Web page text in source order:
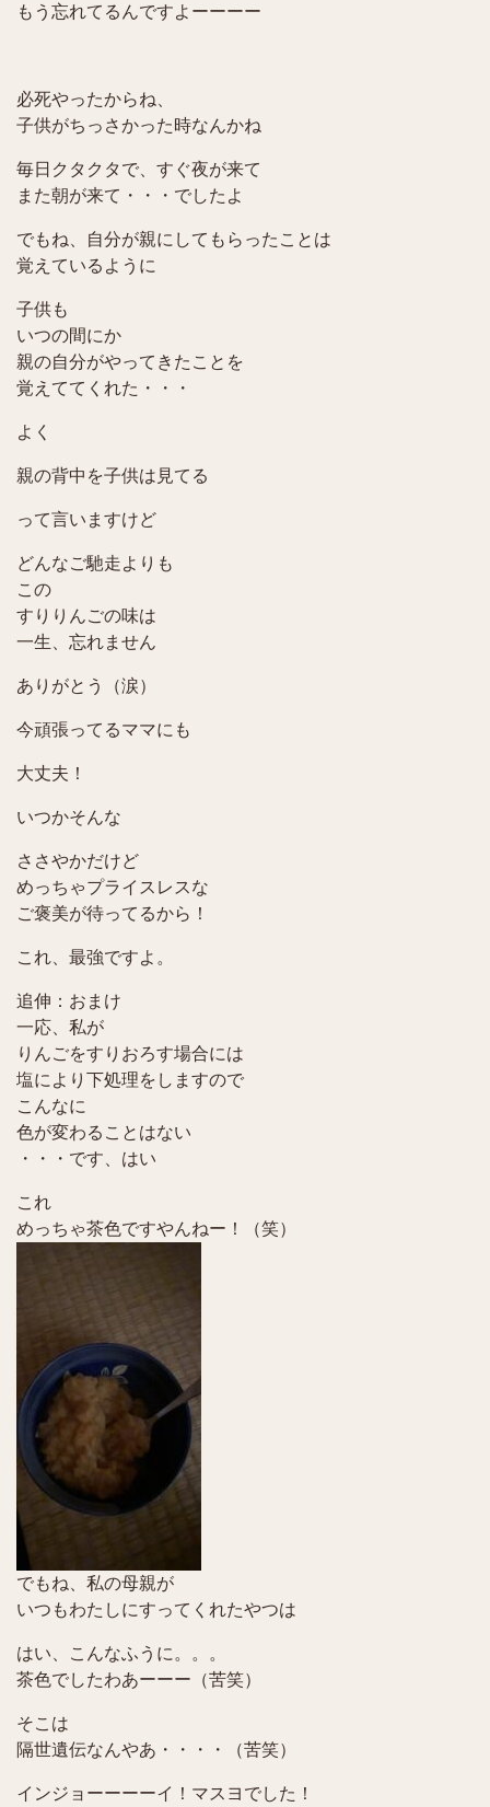
もう忘れてるんですよーーーー
必死やったからね、
子供がちっさかった時なんかね
毎日クタクタで、すぐ夜が来て
また朝が来て・・・でしたよ
でもね、自分が親にしてもらったことは
覚えているように
子供も
いつの間にか
親の自分がやってきたことを
覚えててくれた・・・
よく
親の背中を子供は見てる
って言いますけど
どんなご馳走よりも
この
すりりんごの味は
一生、忘れません
ありがとう（涙）
今頑張ってるママにも
大丈夫！
いつかそんな
ささやかだけど
めっちゃプライスレスな
ご褒美が待ってるから！
これ、最強ですよ。
追伸：おまけ
一応、私が
りんごをすりおろす場合には
塩により下処理をしますので
こんなに
色が変わることはない
・・・です、はい
これ
めっちゃ茶色ですやんねー！（笑）
でもね、私の母親が
いつもわたしにすってくれたやつは
はい、こんなふうに。。。
茶色でしたわあーーー（苦笑）
そこは
隔世遺伝なんやあ・・・・（苦笑）
インジョーーーーイ！マスヨでした！